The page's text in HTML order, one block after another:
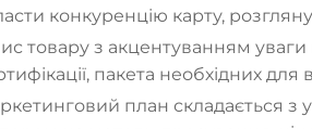
конкуренцію карту,
товару з акцентуванням уваги
пакета необхідних для
план складається